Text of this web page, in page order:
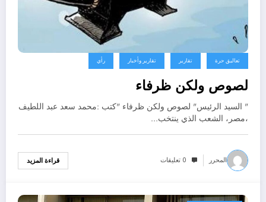
تعاليق حرة تقارير تقارير وأخبار رأي
لصوص ولكن ظرفاء
" السيد الرئيس" لصوص ولكن ظرفاء "كتب :محمد سعد عبد اللطيف
،مصر، الشعب الذي ينتخب…
المحرر 0 تعليقات قراءة المزيد